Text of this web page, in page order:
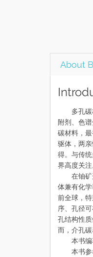
About
多孔碳材
附剂、色
碳材料，
驱体，两
得。与传
界高度关注
在铀矿开
体兼有化
前全球，
序、孔径
孔结构性
而，介孔
本书编著
本书参考